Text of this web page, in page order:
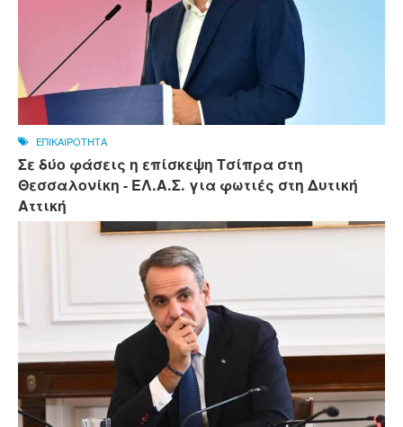
ΕΠΙΚΑΙΡΟΤΗΤΑ
Σε δύο φάσεις η επίσκεψη Τσίπρα στη
Θεσσαλονίκη - ΕΛ.Α.Σ. για φωτιές στη Δυτική
Αττική